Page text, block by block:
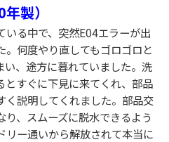
製）
いる中で、突然E04エラーが出
何度やり直してもゴロゴロと
い、途方に暮れていました。洗
とすぐに下見に来てくれ、部品
く説明してくれました。部品交
、スムーズに脱水できるよう
リー通いから解放されて本当に